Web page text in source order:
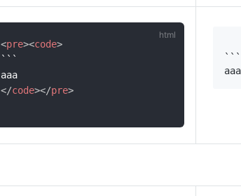
<pre><code>
```
</code></pre>